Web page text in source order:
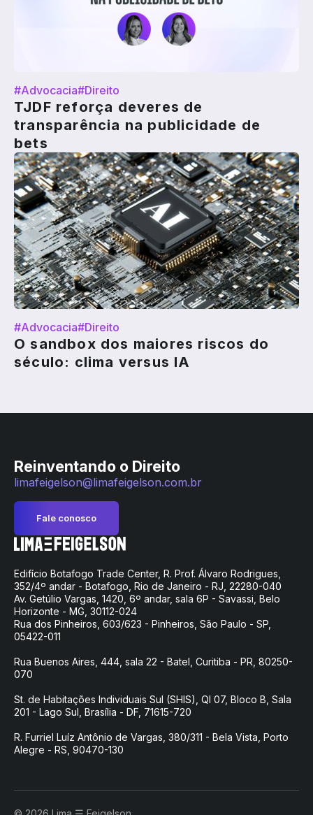
#Advocacia#Direito
TJDF reforça deveres de
transparência na publicidade de
bets
#Advocacia#Direito
O sandbox dos maiores riscos do
século: clima versus IA
Reinventando o Direito
limafeigelson@limafeigelson.com.br
Fale conosco
Edifício Botafogo Trade Center, R. Prof. Álvaro Rodrigues,
352/4º andar - Botafogo, Rio de Janeiro - RJ, 22280-040
Av. Getúlio Vargas, 1420, 6º andar, sala 6P - Savassi, Belo
Horizonte - MG, 30112-024
Rua dos Pinheiros, 603/623 - Pinheiros, São Paulo - SP,
05422-011
Rua Buenos Aires, 444, sala 22 - Batel, Curitiba - PR, 80250-
070
St. de Habitações Individuais Sul (SHIS), QI 07, Bloco B, Sala
201 - Lago Sul, Brasília - DF, 71615-720
R. Furriel Luíz Antônio de Vargas, 380/311 - Bela Vista, Porto
Alegre - RS, 90470-130